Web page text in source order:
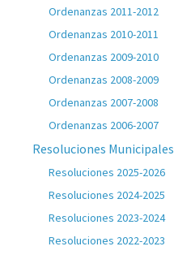
Ordenanzas 2011-2012
Ordenanzas 2010-2011
Ordenanzas 2009-2010
Ordenanzas 2008-2009
Ordenanzas 2007-2008
Ordenanzas 2006-2007
Resoluciones Municipales
Resoluciones 2025-2026
Resoluciones 2024-2025
Resoluciones 2023-2024
Resoluciones 2022-2023